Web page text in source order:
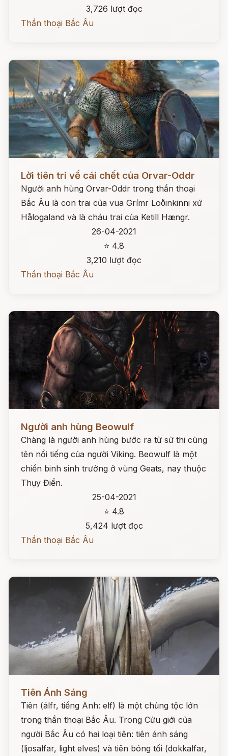
3,726 lượt đọc
Thần thoại Bắc Âu
Lời tiên tri về cái chết của Orvar-Oddr
Người anh hùng Orvar-Oddr trong thần thoại
Bắc Âu là con trai của vua Grímr Loðinkinni xứ
Hålogaland và là cháu trai của Ketill Hængr.
26-04-2021
⭐ 4.8
3,210 lượt đọc
Thần thoại Bắc Âu
Người anh hùng Beowulf
Chàng là người anh hùng bước ra từ sử thi cùng
tên nổi tiếng của người Viking. Beowulf là một
chiến binh sinh trưởng ở vùng Geats, nay thuộc
Thụy Điển.
25-04-2021
⭐ 4.8
5,424 lượt đọc
Thần thoại Bắc Âu
Tiên Ánh Sáng
Tiên (álfr, tiếng Anh: elf) là một chủng tộc lớn
trong thần thoại Bắc Âu. Trong Cửu giới của
người Bắc Âu có hai loại tiên: tiên ánh sáng
(ljosalfar, light elves) và tiên bóng tối (dokkalfar,